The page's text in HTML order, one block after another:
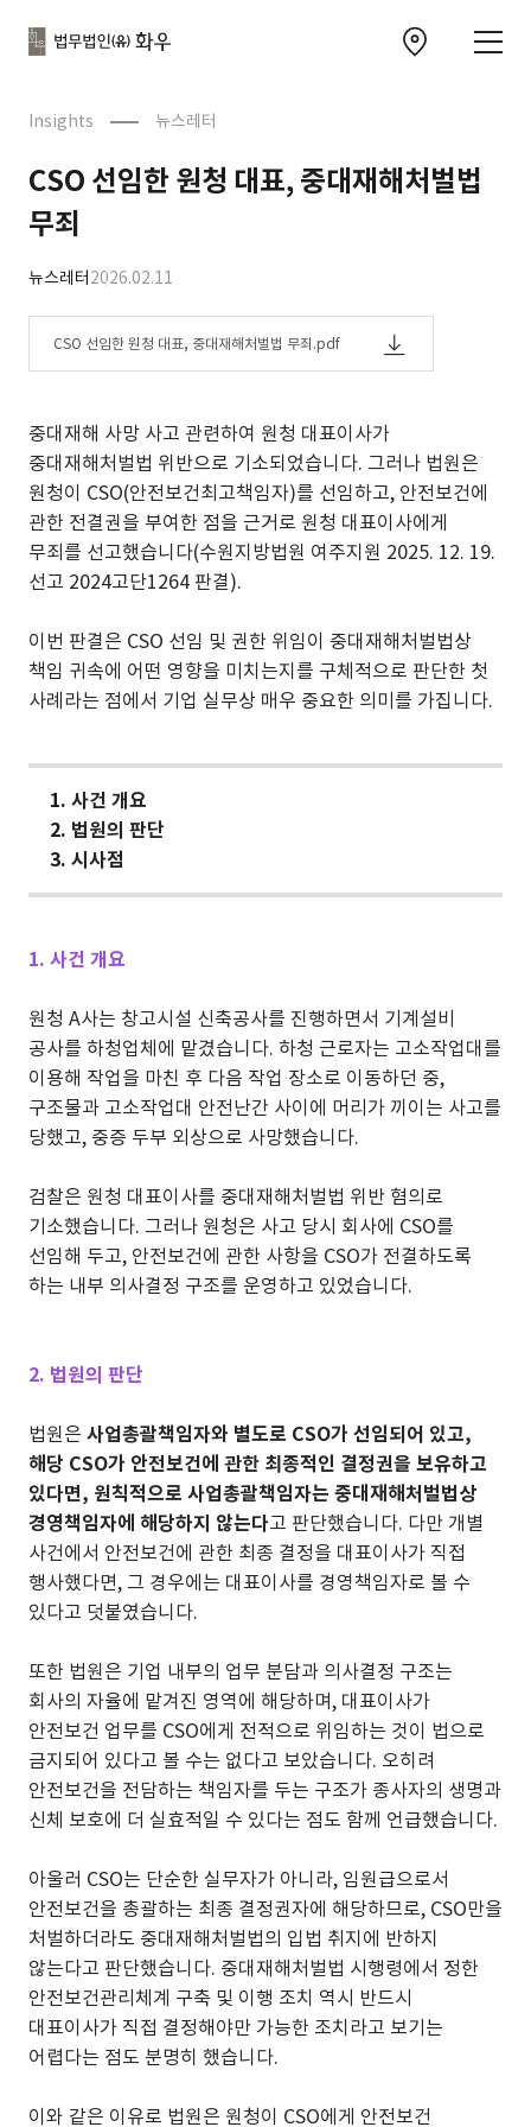
Insights 뉴스레터
CSO 선임한 원청 대표, 중대재해처벌법
무죄
뉴스레터2026.02.11
CSO 선임한 원청 대표, 중대재해처벌법 무죄.pdf
중대재해 사망 사고 관련하여 원청 대표이사가
중대재해처벌법 위반으로 기소되었습니다. 그러나 법원은
원청이 CSO(안전보건최고책임자)를 선임하고, 안전보건에
관한 전결권을 부여한 점을 근거로 원청 대표이사에게
무죄를 선고했습니다(수원지방법원 여주지원 2025. 12. 19.
선고 2024고단1264 판결).
이번 판결은 CSO 선임 및 권한 위임이 중대재해처벌법상
책임 귀속에 어떤 영향을 미치는지를 구체적으로 판단한 첫
사례라는 점에서 기업 실무상 매우 중요한 의미를 가집니다.
1.사건 개요
2. 법원의 판단
3.시사점
1. 사건 개요
원청 A사는 창고시설 신축공사를 진행하면서 기계설비
공사를 하청업체에 맡겼습니다. 하청 근로자는 고소작업대를
이용해 작업을 마친 후 다음 작업 장소로 이동하던 중,
구조물과 고소작업대 안전난간 사이에 머리가 끼이는 사고를
당했고, 중증 두부 외상으로 사망했습니다.
검찰은 원청 대표이사를 중대재해처벌법 위반 혐의로
기소했습니다. 그러나 원청은 사고 당시 회사에 CSO를
선임해 두고, 안전보건에 관한 사항을 CSO가 전결하도록
하는 내부 의사결정 구조를 운영하고 있었습니다.
2. 법원의 판단
법원은 사업총괄책임자와 별도로 CSO가 선임되어 있고,
해당 CSO가 안전보건에 관한 최종적인 결정권을 보유하고
있다면, 원칙적으로 사업총괄책임자는 중대재해처벌법상
경영책임자에 해당하지 않는다고 판단했습니다. 다만 개별
사건에서 안전보건에 관한 최종 결정을 대표이사가 직접
행사했다면, 그 경우에는 대표이사를 경영책임자로 볼 수
있다고 덧붙였습니다.
또한 법원은 기업 내부의 업무 분담과 의사결정 구조는
회사의 자율에 맡겨진 영역에 해당하며, 대표이사가
안전보건 업무를 CSO에게 전적으로 위임하는 것이 법으로
금지되어 있다고 볼 수는 없다고 보았습니다. 오히려
안전보건을 전담하는 책임자를 두는 구조가 종사자의 생명과
신체 보호에 더 실효적일 수 있다는 점도 함께 언급했습니다.
아울러 CSO는 단순한 실무자가 아니라, 임원급으로서
안전보건을 총괄하는 최종 결정권자에 해당하므로, CSO만을
처벌하더라도 중대재해처벌법의 입법 취지에 반하지
않는다고 판단했습니다. 중대재해처벌법 시행령에서 정한
안전보건관리체계 구축 및 이행 조치 역시 반드시
대표이사가 직접 결정해야만 가능한 조치라고 보기는
어렵다는 점도 분명히 했습니다.
이와 같은 이유로 법원은 원청이 CSO에게 안전보건